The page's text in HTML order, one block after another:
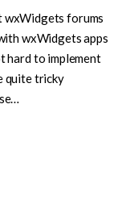
wxWidgets forums
wxWidgets apps
hard to implement
quite tricky